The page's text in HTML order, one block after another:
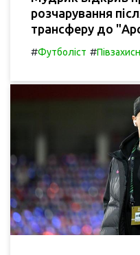
розчарування
трансферу до
#Футболіст #